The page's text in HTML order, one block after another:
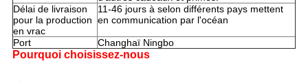
Délai de livraison
pour la production
en vrac
11-46 jours à selon différents pays mettent
en communication par l'océan
Port Changhaï Ningbo
Pourquoi choisissez-nous